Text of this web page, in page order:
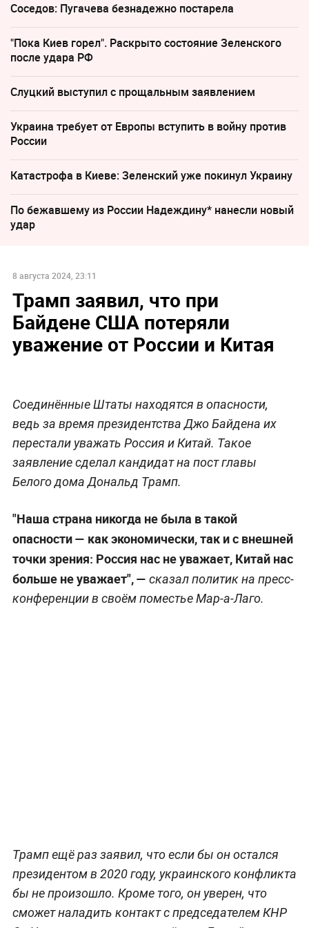
Соседов: Пугачева безнадежно постарела
"Пока Киев горел". Раскрыто состояние Зеленского
после удара РФ
Слуцкий выступил с прощальным заявлением
Украина требует от Европы вступить в войну против
России
Катастрофа в Киеве: Зеленский уже покинул Украину
По бежавшему из России Надеждину* нанесли новый
удар
8 августа 2024, 23:11
Трамп заявил, что при
Байдене США потеряли
уважение от России и Китая
Соединённые Штаты находятся в опасности,
ведь за время президентства Джо Байдена их
перестали уважать Россия и Китай. Такое
заявление сделал кандидат на пост главы
Белого дома Дональд Трамп.
"Наша страна никогда не была в такой
опасности — как экономически, так и с внешней
точки зрения: Россия нас не уважает, Китай нас
больше не уважает", — сказал политик на пресс-
конференции в своём поместье Мар-а-Лаго.
Трамп ещё раз заявил, что если бы он остался
президентом в 2020 году, украинского конфликта
бы не произошло. Кроме того, он уверен, что
сможет наладить контакт с председателем КНР